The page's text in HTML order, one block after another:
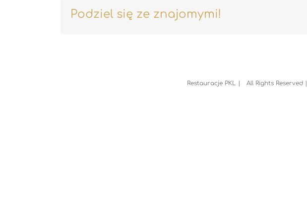
Podziel się ze znajomymi!
Restauracje PKL | All Rights Reserved |